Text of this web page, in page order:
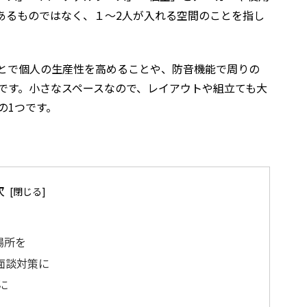
ものではなく、１～2人が入れる空間のことを指し
個人の生産性を高めることや、防音機能で周りの
。小さなスペースなので、レイアウトや組立ても大
つです。
所を
談対策に